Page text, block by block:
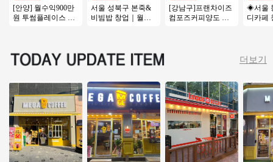
[안양] 월수익900만
원 투썸플레이스 오
서울 성북구 본죽&
비빔밥 창업｜월매
[강남구]프랜차이즈
컴포즈커피양도 월
◈서울
디카페
더보기